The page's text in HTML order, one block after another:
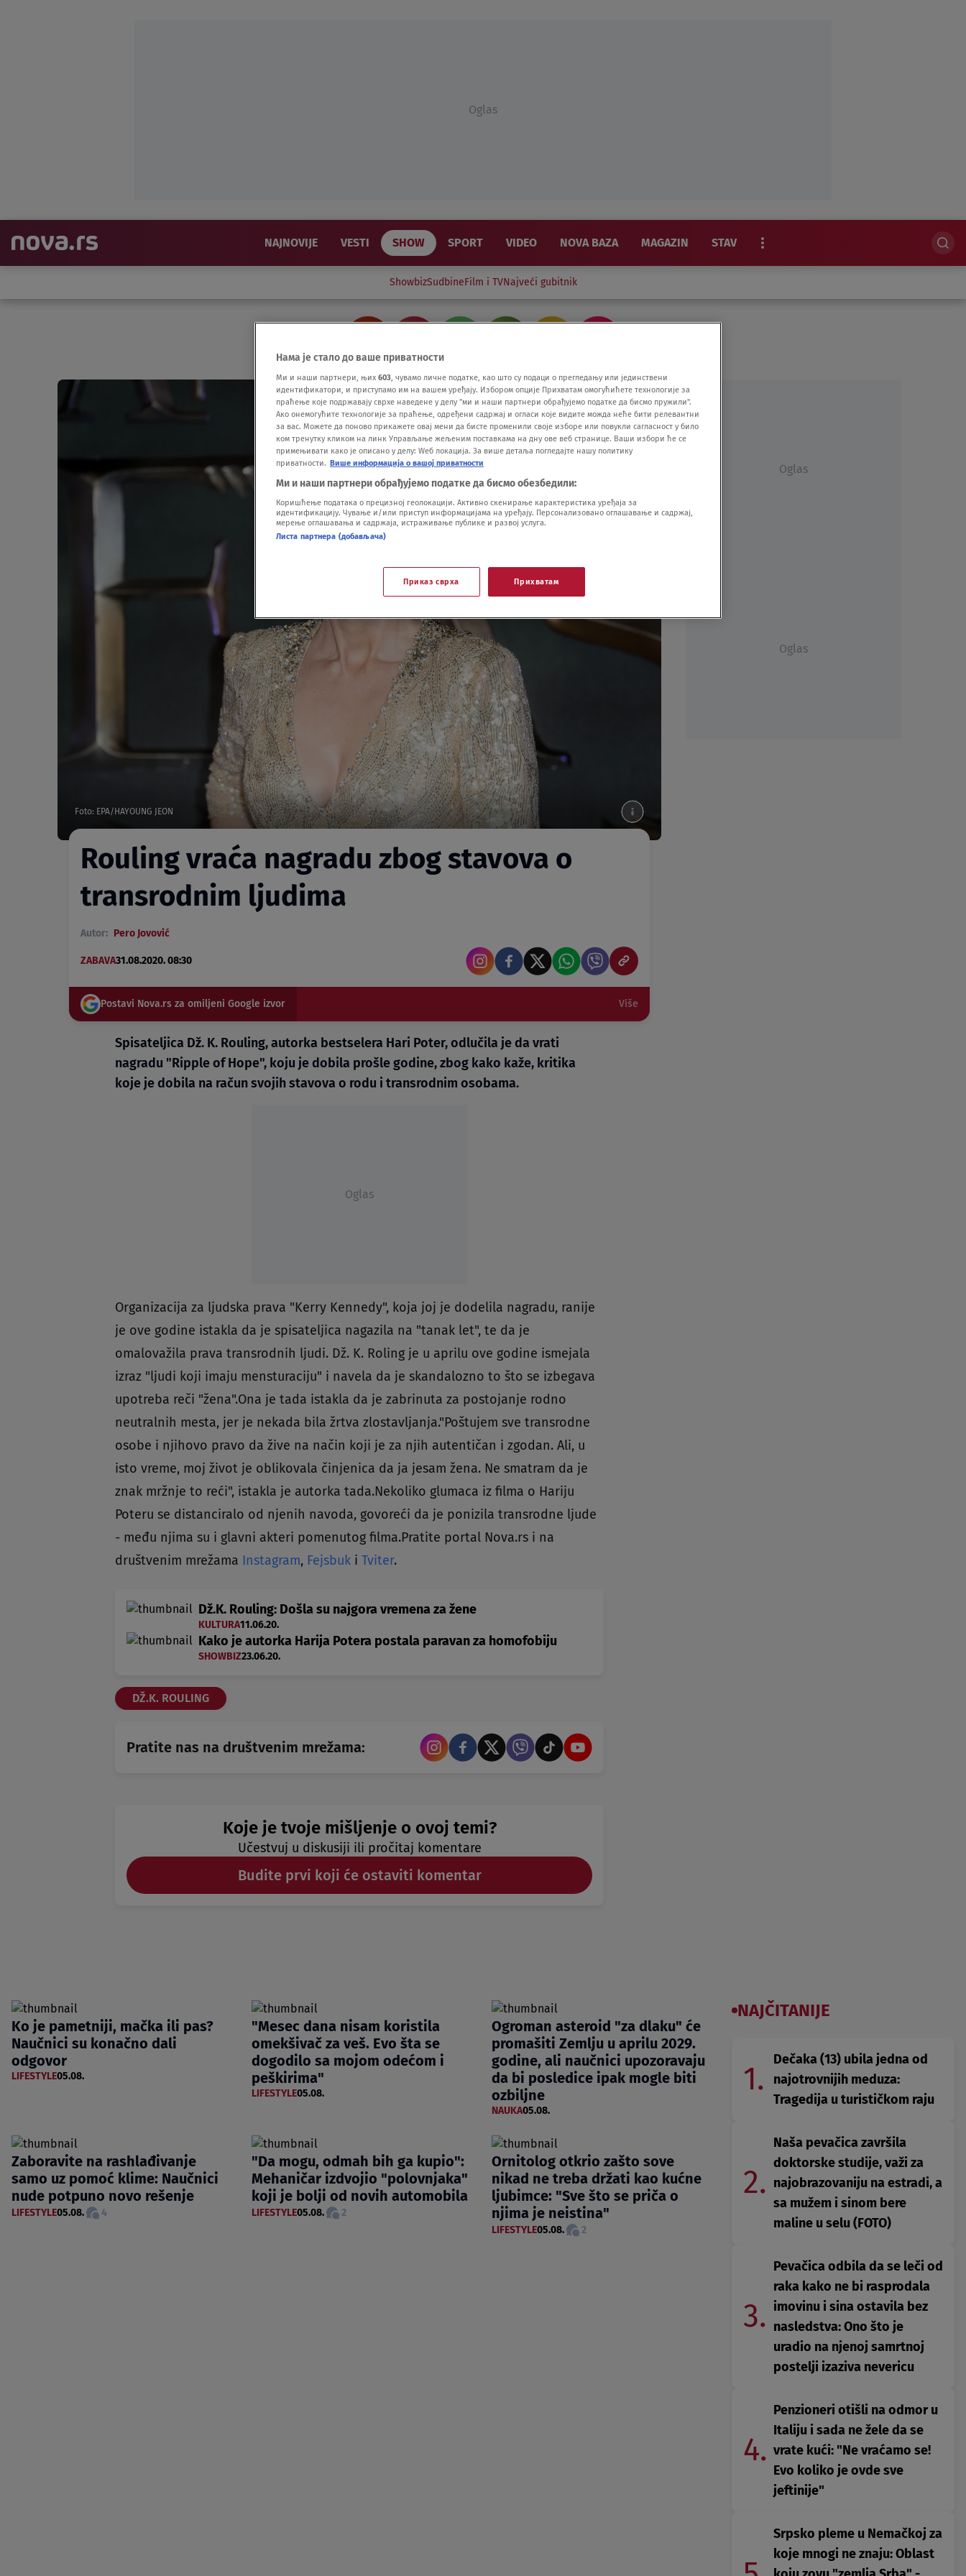
Oglas
NAJNOVIJE VESTI SHOW SPORT VIDEO NOVA BAZA MAGAZIN STAV
ShowbizSudbineFilm i TVNajveći gubitnik
Foto: EPA/HAYOUNG JEON
Rouling vraća nagradu zbog stavova o
transrodnim ljudima
Autor: Pero Jovović
ZABAVA31.08.2020. 08:30
Postavi Nova.rs za omiljeni Google izvor Više
Spisateljica Dž. K. Rouling, autorka bestselera Hari Poter, odlučila je da vrati
nagradu "Ripple of Hope", koju je dobila prošle godine, zbog kako kaže, kritika
koje je dobila na račun svojih stavova o rodu i transrodnim osobama.
Oglas
Organizacija za ljudska prava "Kerry Kennedy", koja joj je dodelila nagradu, ranije
je ove godine istakla da je spisateljica nagazila na "tanak let", te da je
omalovažila prava transrodnih ljudi. Dž. K. Roling je u aprilu ove godine ismejala
izraz "ljudi koji imaju mensturaciju" i navela da je skandalozno to što se izbegava
upotreba reči "žena".Ona je tada istakla da je zabrinuta za postojanje rodno
neutralnih mesta, jer je nekada bila žrtva zlostavljanja."Poštujem sve transrodne
osobe i njihovo pravo da žive na način koji je za njih autentičan i zgodan. Ali, u
isto vreme, moj život je oblikovala činjenica da ja jesam žena. Ne smatram da je
znak mržnje to reći", istakla je autorka tada.Nekoliko glumaca iz filma o Hariju
Poteru se distanciralo od njenih navoda, govoreći da je ponizila transrodne ljude
- među njima su i glavni akteri pomenutog filma.Pratite portal Nova.rs i na
društvenim mrežama Instagram, Fejsbuk i Tviter.
Dž.K. Rouling: Došla su najgora vremena za žene
KULTURA11.06.20.
Kako je autorka Harija Potera postala paravan za homofobiju
SHOWBIZ23.06.20.
DŽ.K. ROULING
Pratite nas na društvenim mrežama:
Koje je tvoje mišljenje o ovoj temi?
Učestvuj u diskusiji ili pročitaj komentare
Budite prvi koji će ostaviti komentar
Oglas
Oglas
Ko je pametniji, mačka ili pas?
Naučnici su konačno dali
odgovor
LIFESTYLE05.08.
"Mesec dana nisam koristila
omekšivač za veš. Evo šta se
dogodilo sa mojom odećom i
peškirima"
LIFESTYLE05.08.
Ogroman asteroid "za dlaku" će
promašiti Zemlju u aprilu 2029.
godine, ali naučnici upozoravaju
da bi posledice ipak mogle biti
ozbiljne
NAUKA05.08.
Zaboravite na rashlađivanje
samo uz pomoć klime: Naučnici
nude potpuno novo rešenje
LIFESTYLE05.08. 4
"Da mogu, odmah bih ga kupio":
Mehaničar izdvojio "polovnjaka"
koji je bolji od novih automobila
LIFESTYLE05.08. 2
Ornitolog otkrio zašto sove
nikad ne treba držati kao kućne
ljubimce: "Sve što se priča o
njima je neistina"
LIFESTYLE05.08. 2
NAJČITANIJE
1.
Dečaka (13) ubila jedna od
najotrovnijih meduza:
Tragedija u turističkom raju
2.
Naša pevačica završila
doktorske studije, važi za
najobrazovaniju na estradi, a
sa mužem i sinom bere
maline u selu (FOTO)
3.
Pevačica odbila da se leči od
raka kako ne bi rasprodala
imovinu i sina ostavila bez
nasledstva: Ono što je
uradio na njenoj samrtnoj
postelji izaziva nevericu
4.
Penzioneri otišli na odmor u
Italiju i sada ne žele da se
vrate kući: "Ne vraćamo se!
Evo koliko je ovde sve
jeftinije"
Srpsko pleme u Nemačkoj za
koje mnogi ne znaju: Oblast
Нама је стало до ваше приватности
Ми и наши партнери, њих 603, чувамо личне податке, као што су подаци о прегледању или јединствени
идентификатори, и приступамо им на вашем уређају. Избором опције Прихватам омогућићете технологије за
праћење које подржавају сврхе наведене у делу "ми и наши партнери обрађујемо податке да бисмо пружили".
Ако онемогућите технологије за праћење, одређени садржај и огласи које видите можда неће бити релевантни
за вас. Можете да поново прикажете овај мени да бисте променили своје изборе или повукли сагласност у било
ком тренутку кликом на линк Управљање жељеним поставкама на дну ове веб странице. Ваши избори ће се
примењивати како је описано у делу: Wеб локација. За више детаља погледајте нашу политику
приватности. Више информација о вашој приватности
Ми и наши партнери обрађујемо податке да бисмо обезбедили:
Коришћење података о прецизној геолокацији. Активно скенирање карактеристика уређаја за
идентификацију. Чување и/или приступ информацијама на уређају. Персонализовано оглашавање и садржај,
мерење оглашавања и садржаја, истраживање публике и развој услуга.
Листа партнера (добављача)
Приказ сврха Прихватам